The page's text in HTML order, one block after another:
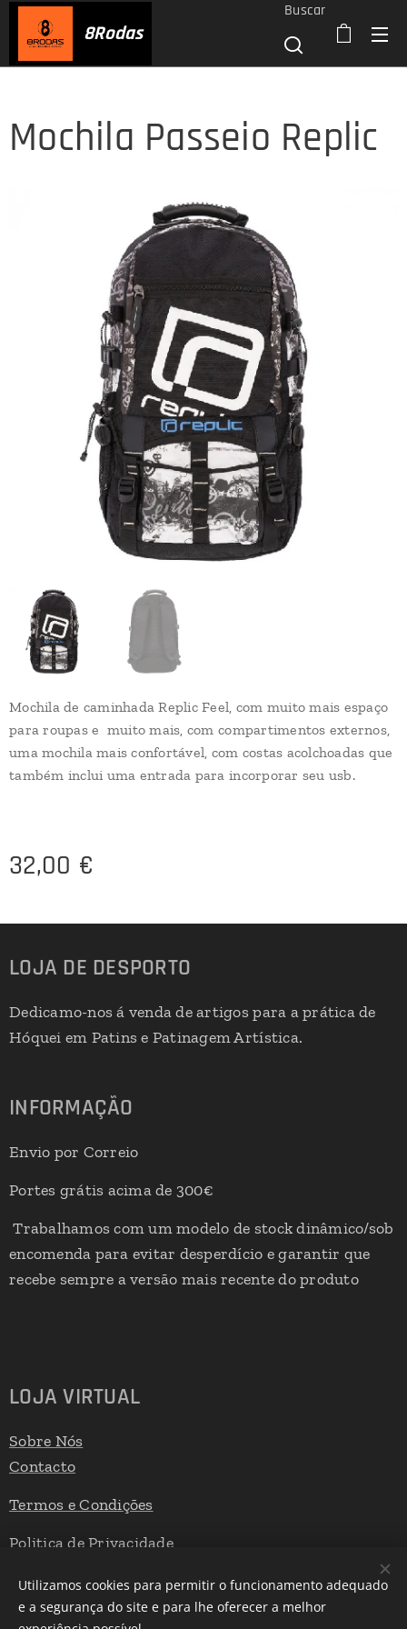
8Rodas
Buscar
Mochila Passeio Replic
Mochila de caminhada Replic Feel, com muito mais espaço
para roupas e muito mais, com compartimentos externos,
uma mochila mais confortável, com costas acolchoadas que
também inclui uma entrada para incorporar seu usb.
32,00 €
LOJA DE DESPORTO
Dedicamo-nos á venda de artigos para a prática de
Hóquei em Patins e Patinagem Artística.
INFORMAÇÃO
Envio por Correio
Portes grátis acima de 300€
Trabalhamos com um modelo de stock dinâmico/sob
encomenda para evitar desperdício e garantir que
recebe sempre a versão mais recente do produto
LOJA VIRTUAL
Sobre Nós
Contacto
Termos e Condições
Politica de Privacidade
Livro de Reclamações
Utilizamos cookies para permitir o funcionamento adequado
e a segurança do site e para lhe oferecer a melhor